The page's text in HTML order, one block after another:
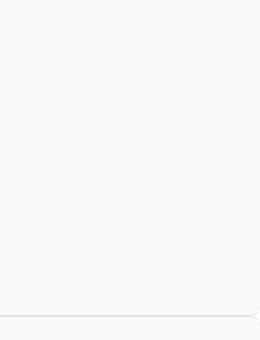
более интересная
Я не говорю о том,
описан
Голядкина. Я
даже не в том, что
условно говоря,
двойник. Условно
чьи-то…